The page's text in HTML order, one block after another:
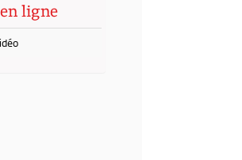
fenêtre)
mail
ligne